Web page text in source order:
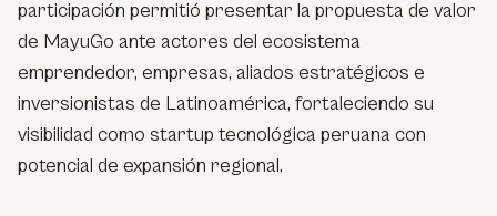
participación permitió presentar la propuesta de valor
de MayuGo ante actores del ecosistema
emprendedor, empresas, aliados estratégicos e
inversionistas de Latinoamérica, fortaleciendo su
visibilidad como startup tecnológica peruana con
potencial de expansión regional.